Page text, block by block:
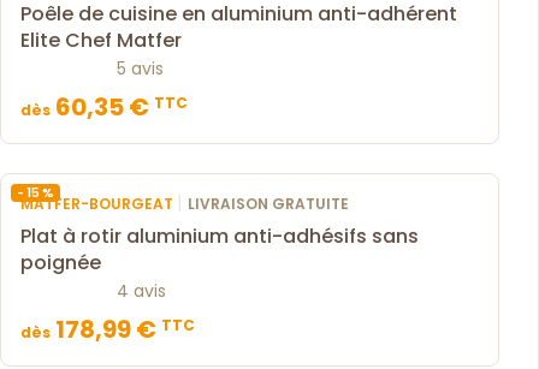
Poêle de cuisine en aluminium anti-adhérent
Elite Chef Matfer
5 avis
dès 60,35 € TTC
- 15 %
MATFER-BOURGEAT | LIVRAISON GRATUITE
Plat à rotir aluminium anti-adhésifs sans
poignée
4 avis
dès 178,99 € TTC